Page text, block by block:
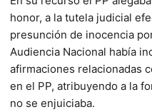
honor, a la tutela judicial
presunción de inocencia
Audiencia Nacional había
afirmaciones relacionadas
en el PP, atribuyendo a la
no se enjuiciaba.